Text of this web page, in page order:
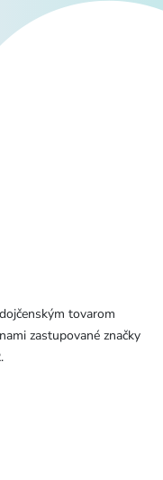
tovarom
zastupované značky